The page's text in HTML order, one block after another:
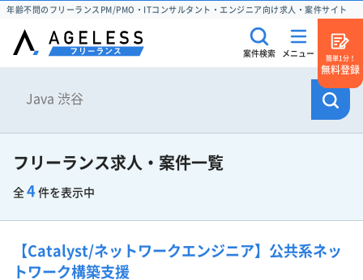
年齢不問のフリーランスPM/PMO・ITコンサルタント・エンジニア向け求人・案件サイト
案件検索 メニュー
簡単1分！
無料登録
フリーランス求人・案件一覧
全 4 件を表示中
【Catalyst/ネットワークエンジニア】公共系ネッ
トワーク構築支援